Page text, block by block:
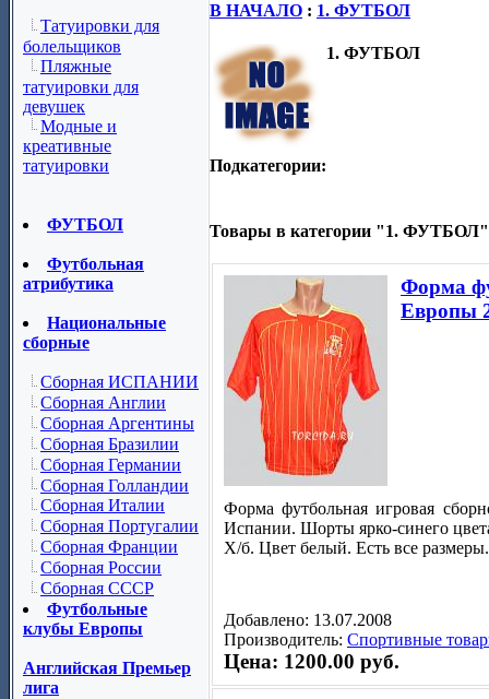
Татуировки для
болельщиков
Пляжные
татуировки для
девушек
Модные и
креативные
татуировки
ФУТБОЛ
Футбольная
атрибутика
Национальные
сборные
Сборная ИСПАНИИ
Сборная Англии
Сборная Аргентины
Сборная Бразилии
Сборная Германии
Сборная Голландии
Сборная Италии
Сборная Португалии
Сборная Франции
Сборная России
Сборная СССР
Футбольные
клубы Европы
Английская Премьер
лига
В НАЧАЛО : 1. ФУТБОЛ
1. ФУТБОЛ
Подкатегории:
Товары в категории "1.
Форма
Европы
Форма футбольная игровая
Испании. Шорты ярко-синего
Х/б. Цвет белый. Есть все размеры.
Добавлено: 13.07.2008
Производитель: Спортивные
Цена: 1200.00 руб.